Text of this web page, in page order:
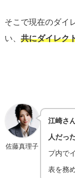
そこで現在のダイ
い、 共にダイレク
佐藤真理子
江崎さ
人だっ
プ内で
表を務